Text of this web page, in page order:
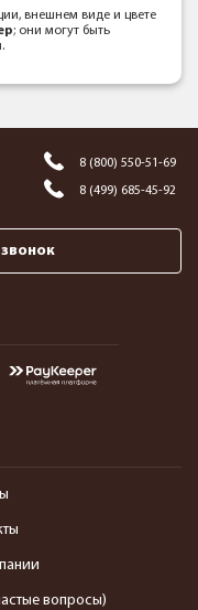
внешнем виде и цвете
; они могут быть
8 (800) 550-51-69
8 (499) 685-45-92
вопросы)